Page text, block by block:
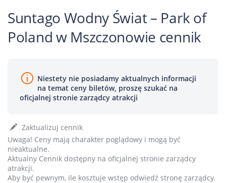
Suntago Wodny Świat – Park of
Poland w Mszczonowie cennik
Niestety nie posiadamy aktualnych informacji
na temat ceny biletów, proszę szukać na
oficjalnej stronie zarządcy atrakcji
Zaktualizuj cennik
Uwaga! Ceny mają charakter poglądowy i mogą być
nieaktualne.
Aktualny Cennik dostępny na oficjalnej stronie zarządcy
atrakcji.
Aby być pewnym, ile kosztuje wstęp odwiedź stronę zarządcy.